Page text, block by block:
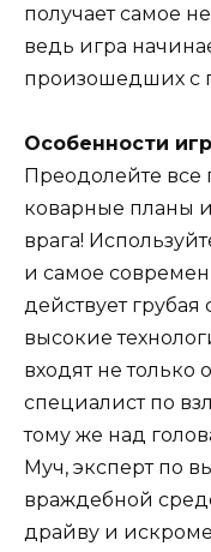
получает самое
ведь игра
произошедших с
Особенности
Преодолейте все
коварные планы
врага!
и самое
действует грубая
высокие
входят не только
специалист по
тому же над
Муч, эксперт по
враждебной
драйву и